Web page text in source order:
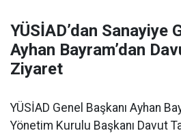
YÜSİAD’dan Sanayiye
Ayhan Bayram’dan
Ziyaret
YÜSİAD Genel Başkanı Ayhan
Yönetim Kurulu Başkanı Davut